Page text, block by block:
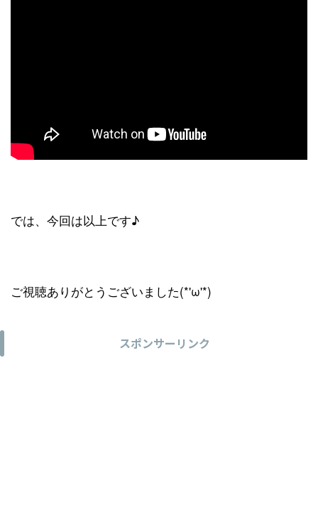
では、今回は以上です♪
ご視聴ありがとうございました(*'ω'*)
スポンサーリンク